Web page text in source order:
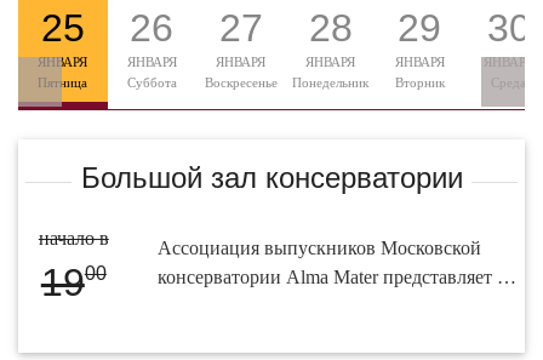
25
ЯНВАРЯ
Пятница
26
ЯНВАРЯ
Суббота
27
ЯНВАРЯ
Воскресенье
28
ЯНВАРЯ
Понедельник
29
ЯНВАРЯ
Вторник
30
ЯНВАРЯ
Среда
Большой зал консерватории
начало в
1900
Ассоциация выпускников Московской
консерватории Alma Mater представляет …